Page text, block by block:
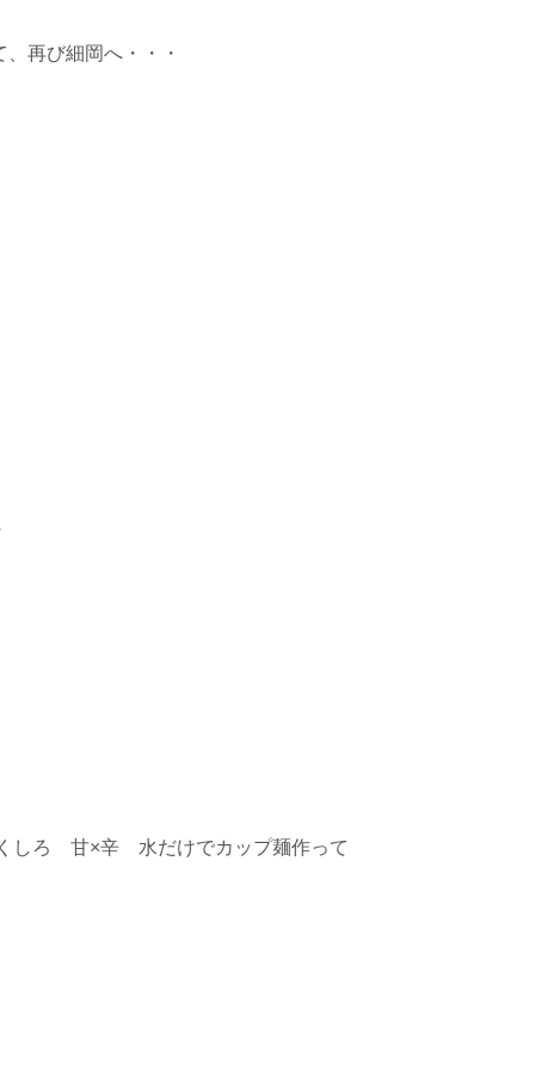
再び細岡へ・・・
くしろ 甘×辛 水だけでカップ麺作って